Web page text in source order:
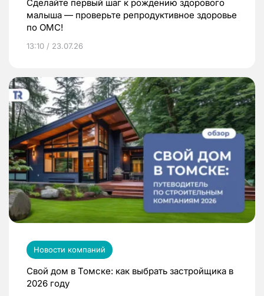
Сделайте первый шаг к рождению здорового
малыша — проверьте репродуктивное здоровье
по ОМС!
13:10 / 23.07.26
Новости компаний
Свой дом в Томске: как выбрать застройщика в
2026 году